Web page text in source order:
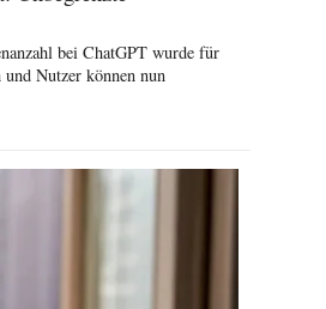
bei ChatGPT wurde für
Nutzer können nun